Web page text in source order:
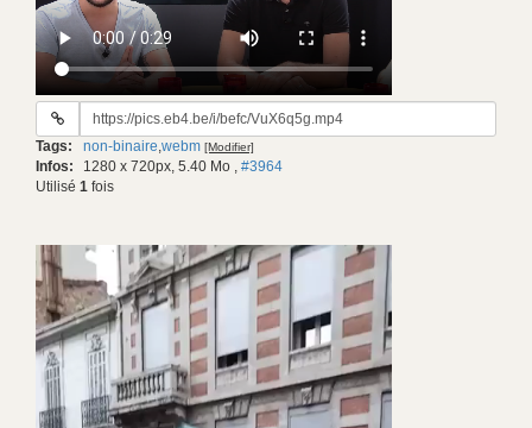
URL
gif:
Tags: non-binaire webm [Modifier]
Infos: 1280 x 720px, 5.40 Mo
#3964
Utilisé 1 fois